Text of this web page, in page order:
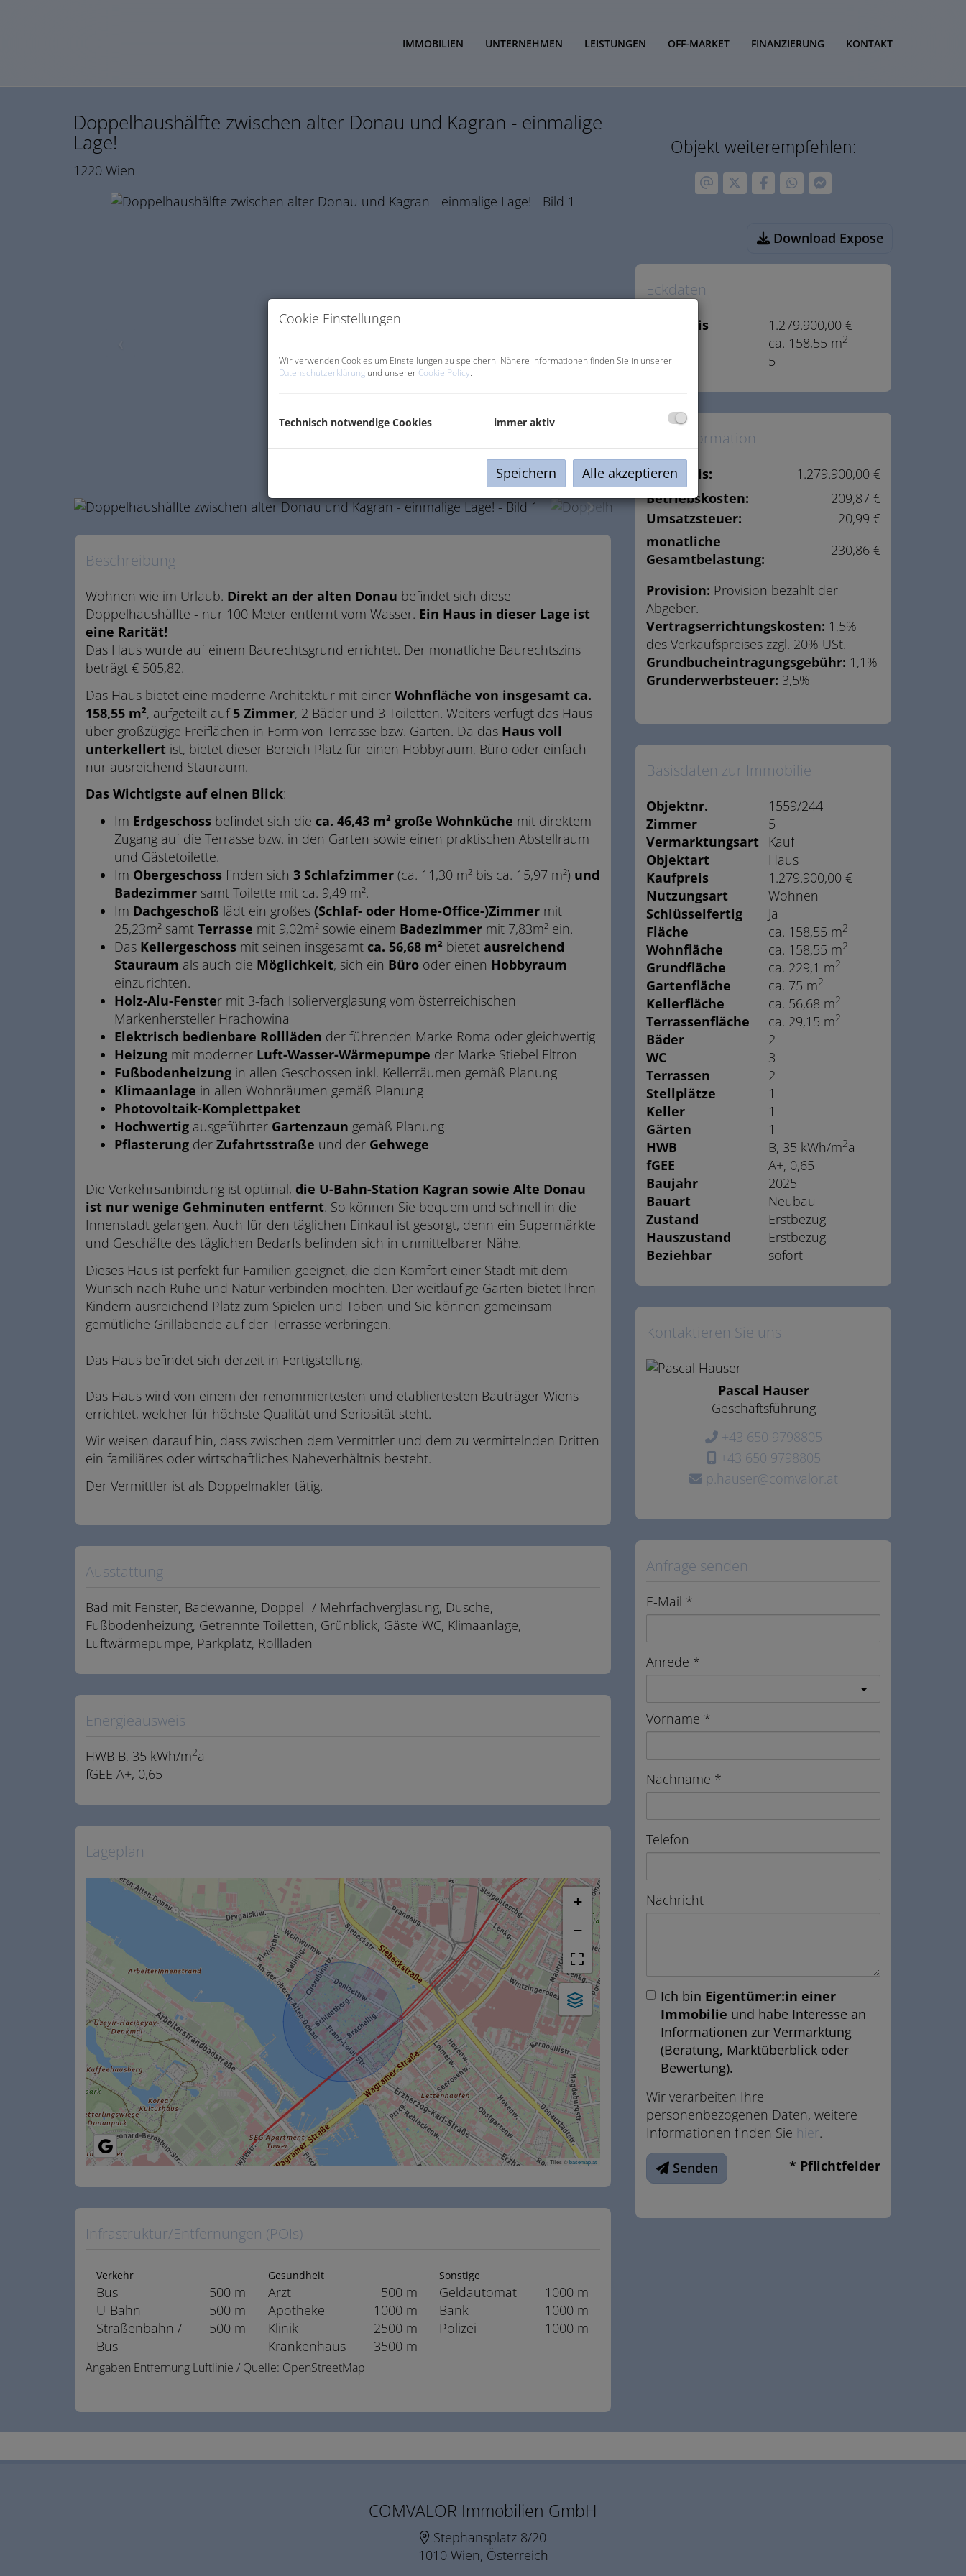
IMMOBILIEN UNTERNEHMEN LEISTUNGEN OFF-MARKET FINANZIERUNG KONTAKT
Doppelhaushälfte zwischen alter Donau und Kagran - einmalige
Lage!
1220 Wien
Beschreibung
Wohnen wie im Urlaub. Direkt an der alten Donau befindet sich diese
Doppelhaushälfte - nur 100 Meter entfernt vom Wasser. Ein Haus in dieser Lage ist
eine Rarität!
Das Haus wurde auf einem Baurechtsgrund errichtet. Der monatliche Baurechtszins
beträgt € 505,82.
Das Haus bietet eine moderne Architektur mit einer Wohnfläche von insgesamt ca.
158,55 m², aufgeteilt auf5 Zimmer, 2 Bäder und 3 Toiletten. Weiters verfügt das Haus
über großzügige Freiflächen in Form von Terrasse bzw. Garten. Da das Haus voll
unterkellert ist, bietet dieser Bereich Platz für einen Hobbyraum, Büro oder einfach
nur ausreichend Stauraum.
Das Wichtigste auf einen Blick:
Im Erdgeschoss befindet sich die ca. 46,43 m² große Wohnküche mit direktem
Zugang auf die Terrasse bzw. in den Garten sowie einen praktischen Abstellraum
und Gästetoilette.
Im Obergeschoss finden sich 3 Schlafzimmer (ca. 11,30 m² bis ca. 15,97 m²) und
Badezimmer samt Toilette mit ca. 9,49 m².
Im Dachgeschoß lädt ein großes (Schlaf- oder Home-Office-)Zimmer mit
25,23m² samt Terrasse mit 9,02m² sowie einem Badezimmer mit 7,83m² ein.
Das Kellergeschoss mit seinen insgesamt ca. 56,68 m² bietet ausreichend
Stauraum als auch die Möglichkeit, sich ein Büro oder einen Hobbyraum
einzurichten.
Holz-Alu-Fenster mit 3-fach Isolierverglasung vom österreichischen
Markenhersteller Hrachowina
Elektrisch bedienbare Rollläden der führenden Marke Roma oder gleichwertig
Heizung mit moderner Luft-Wasser-Wärmepumpe der Marke Stiebel Eltron
Fußbodenheizung in allen Geschossen inkl. Kellerräumen gemäß Planung
Klimaanlage in allen Wohnräumen gemäß Planung
Photovoltaik-Komplettpaket
Hochwertig ausgeführter Gartenzaun gemäß Planung
Pflasterung der Zufahrtsstraße und der Gehwege
Die Verkehrsanbindung ist optimal, die U-Bahn-Station Kagran sowie Alte Donau
ist nur wenige Gehminuten entfernt. So können Sie bequem und schnell in die
Innenstadt gelangen. Auch für den täglichen Einkauf ist gesorgt, denn ein Supermärkte
und Geschäfte des täglichen Bedarfs befinden sich in unmittelbarer Nähe.
Dieses Haus ist perfekt für Familien geeignet, die den Komfort einer Stadt mit dem
Wunsch nach Ruhe und Natur verbinden möchten. Der weitläufige Garten bietet Ihren
Kindern ausreichend Platz zum Spielen und Toben und Sie können gemeinsam
gemütliche Grillabende auf der Terrasse verbringen.
Das Haus befindet sich derzeit in Fertigstellung.
Das Haus wird von einem der renommiertesten und etabliertesten Bauträger Wiens
errichtet, welcher für höchste Qualität und Seriosität steht.
Wir weisen darauf hin, dass zwischen dem Vermittler und dem zu vermittelnden Dritten
ein familiäres oder wirtschaftliches Naheverhältnis besteht.
Der Vermittler ist als Doppelmakler tätig.
Ausstattung
Bad mit Fenster Badewanne Doppel- / Mehrfachverglasung Dusche
Fußbodenheizung Getrennte Toiletten Grünblick Gäste-WC Klimaanlage
Luftwärmepumpe Parkplatz Rollladen
Energieausweis
HWB B, 35 kWh/m2a
fGEE A+, 0,65
Lageplan
+
−
Tiles ©basemap.at
Infrastruktur/Entfernungen (POIs)
Verkehr
Bus
500 m
U-Bahn
500 m
Straßenbahn /
Bus
500 m
Gesundheit
Arzt
500 m
Apotheke
1000 m
Klinik
2500 m
Krankenhaus
3500 m
Sonstige
Geldautomat
1000 m
Bank
1000 m
Polizei
1000 m
Angaben Entfernung Luftlinie / Quelle: OpenStreetMap
Objekt weiterempfehlen:
Download Expose
Eckdaten
Kaufpreis
1.279.900,00 €
Fläche
ca. 158,55 m2
Zimmer 5
Preisinformation
Kaufpreis:
1.279.900,00 €
Betriebskosten:
209,87 €
Umsatzsteuer:
20,99 €
monatliche
Gesamtbelastung:
230,86 €
Provision: Provision bezahlt der
Abgeber.
Vertragserrichtungskosten: 1,5%
des Verkaufspreises zzgl. 20% USt.
Grundbucheintragungsgebühr: 1,1%
Grunderwerbsteuer: 3,5%
Basisdaten zur Immobilie
Objektnr.
1559/244
Zimmer
5
Vermarktungsart Kauf
Objektart
Haus
Kaufpreis
1.279.900,00 €
Nutzungsart
Wohnen
Schlüsselfertig
Ja
Fläche
ca. 158,55 m2
Wohnfläche ca. 158,55 m2
Grundfläche ca. 229,1 m2
Gartenfläche ca. 75 m2
Kellerfläche ca. 56,68 m2
Terrassenfläche ca. 29,15 m2
Bäder
2
WC
3
Terrassen
2
Stellplätze
1
Keller
1
Gärten
1
HWB
B, 35 kWh/m2a
fGEE
A+, 0,65
Baujahr
2025
Bauart
Neubau
Zustand
Erstbezug
Hauszustand
Erstbezug
Beziehbar
sofort
Kontaktieren Sie uns
Pascal Hauser
Geschäftsführung
+43 650 9798805
+43 650 9798805
p.hauser@comvalor.at
Anfrage senden
E-Mail
Anrede
Vorname
Nachname
Telefon
Nachricht
Ich bin Eigentümer:in einer
Immobilie und habe Interesse an
Informationen zur Vermarktung
(Beratung, Marktüberblick oder
Bewertung).
Wir verarbeiten Ihre
personenbezogenen Daten, weitere
Informationen finden Sie hier.
Senden * Pflichtfelder
COMVALOR Immobilien GmbH
Stephansplatz 8/20
1010 Wien, Österreich
Cookie Einstellungen
Wir verwenden Cookies um Einstellungen zu speichern. Nähere Informationen finden Sie in unserer
Datenschutzerklärung und unserer Cookie Policy.
Technisch notwendige Cookies immer aktiv
Speichern Alle akzeptieren